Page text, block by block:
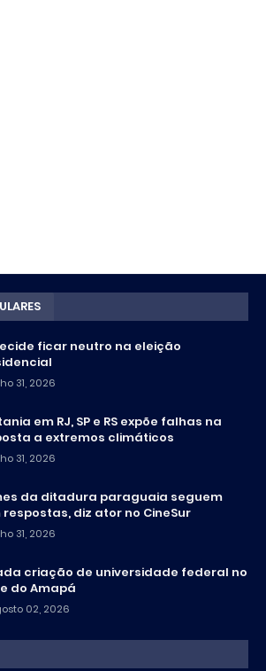
ficar neutro na eleição
31, 2026
em RJ, SP e RS expõe falhas na
a extremos climáticos
31, 2026
da ditadura paraguaia seguem
respostas, diz ator no CineSur
31, 2026
criação de universidade federal no
do Amapá
02, 2026